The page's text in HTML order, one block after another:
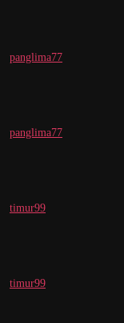
panglima77
panglima77
timur99
timur99